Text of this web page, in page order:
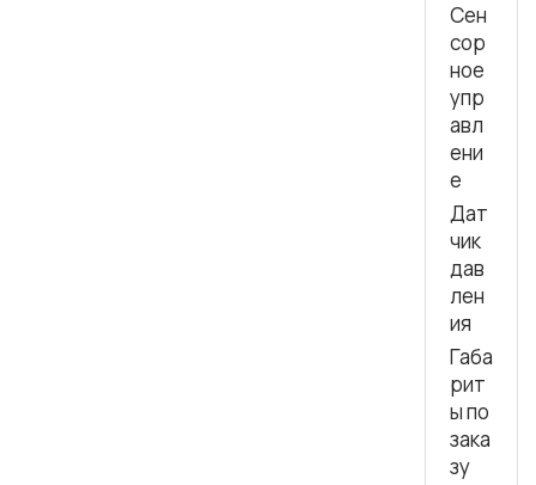
Сен
сор
ное
упр
авл
ени
е
Дат
чик
дав
лен
ия
Габа
рит
ы по
зака
зу